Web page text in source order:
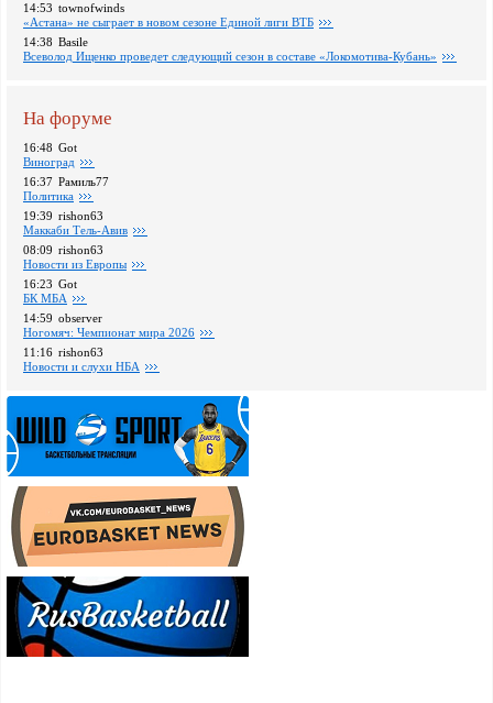
14:53 townofwinds
«Астана» не сыграет в новом сезоне Единой лиги ВТБ
14:38 Basile
Всеволод Ищенко проведет следующий сезон в составе «Локомотива-Кубань»
На форуме
16:48 Got
Виноград
16:37 Рамиль77
Политика
19:39 rishon63
Маккаби Тель-Авив
08:09 rishon63
Новости из Европы
16:23 Got
БК МБА
14:59 observer
Ногомяч: Чемпионат мира 2026
11:16 rishon63
Новости и слухи НБА